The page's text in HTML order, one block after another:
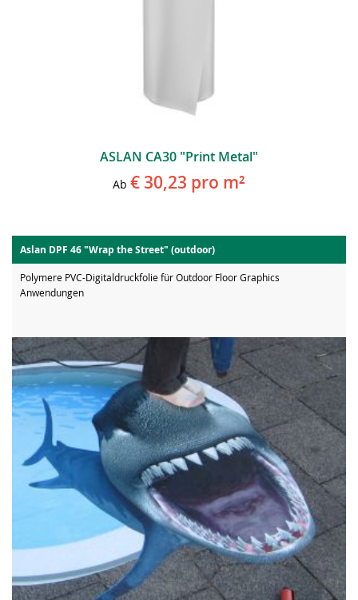
ASLAN CA30 "Print Metal"
Ab € 30,23 pro m²
Aslan DPF 46 "Wrap the Street" (outdoor)
Polymere PVC-Digitaldruckfolie für Outdoor Floor Graphics
Anwendungen